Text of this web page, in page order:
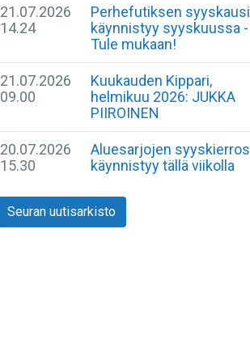
21.07.2026
14.24
Perhefutiksen syyskausi
käynnistyy syyskuussa -
Tule mukaan!
21.07.2026
09.00
Kuukauden Kippari,
helmikuu 2026: JUKKA
PIIROINEN
20.07.2026
15.30
Aluesarjojen syyskierros
käynnistyy tällä viikolla
Seuran uutisarkisto